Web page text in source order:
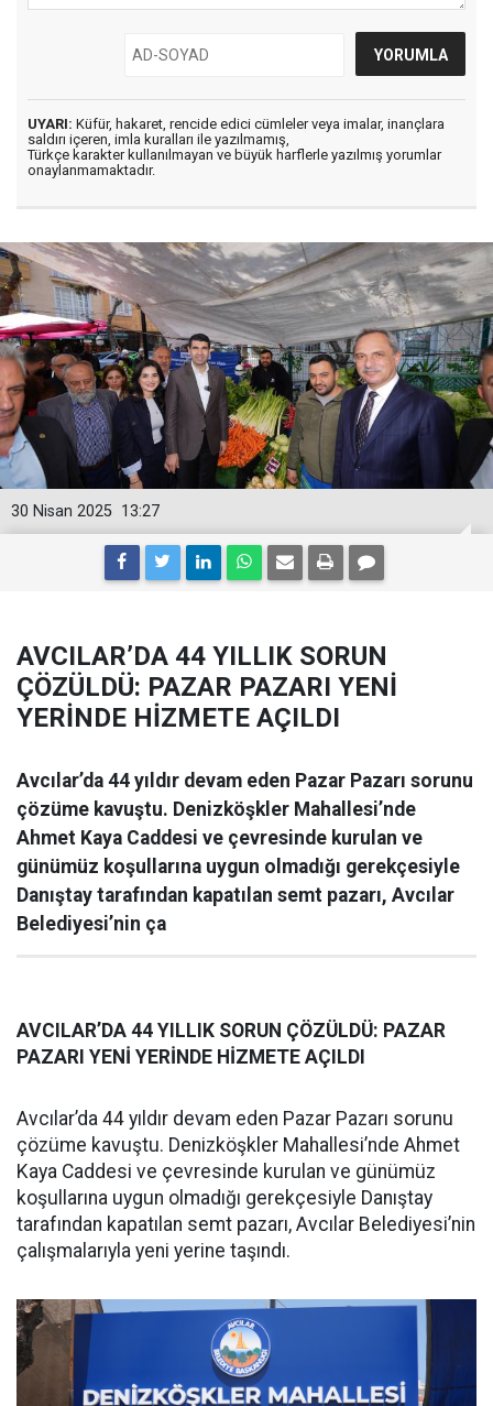
UYARI: Küfür, hakaret, rencide edici cümleler veya imalar, inançlara
saldırı içeren, imla kuralları ile yazılmamış,
Türkçe karakter kullanılmayan ve büyük harflerle yazılmış yorumlar
onaylanmamaktadır.
13:27
30 Nisan 2025
AVCILAR’DA 44 YILLIK SORUN
ÇÖZÜLDÜ: PAZAR PAZARI YENİ
YERİNDE HİZMETE AÇILDI
Avcılar’da 44 yıldır devam eden Pazar Pazarı sorunu
çözüme kavuştu. Denizköşkler Mahallesi’nde
Ahmet Kaya Caddesi ve çevresinde kurulan ve
günümüz koşullarına uygun olmadığı gerekçesiyle
Danıştay tarafından kapatılan semt pazarı, Avcılar
Belediyesi’nin ça
AVCILAR’DA 44 YILLIK SORUN ÇÖZÜLDÜ: PAZAR
PAZARI YENİ YERİNDE HİZMETE AÇILDI
Avcılar’da 44 yıldır devam eden Pazar Pazarı sorunu
çözüme kavuştu. Denizköşkler Mahallesi’nde Ahmet
Kaya Caddesi ve çevresinde kurulan ve günümüz
koşullarına uygun olmadığı gerekçesiyle Danıştay
tarafından kapatılan semt pazarı, Avcılar Belediyesi’nin
çalışmalarıyla yeni yerine taşındı.